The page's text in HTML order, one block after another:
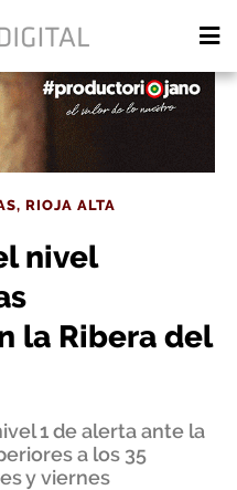
, RIOJA ALTA
nivel
la Ribera del
1 de alerta ante la
a los 35
y viernes